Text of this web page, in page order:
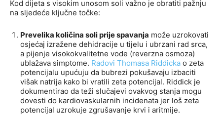
Kod dijeta s visokim unosom soli važno je obratiti pažnju
na sljedeće ključne točke:
Prevelika količina soli prije spavanja može uzrokovati
osjećaj izražene dehidracije u tijelu i ubrzani rad srca,
a pijenje visokokvalitetne vode (reverzna osmoza)
ublažava simptome. Radovi Thomasa Riddicka o zeta
potencijalu upućuju da bubrezi pokušavaju izbaciti
višak natrija kako bi vratili zeta potencijal. Riddick je
dokumentirao da teži slučajevi ovakvog stanja mogu
dovesti do kardiovaskularnih incidenata jer loš zeta
potencijal uzrokuje zgrušavanje krvi i aritmije.